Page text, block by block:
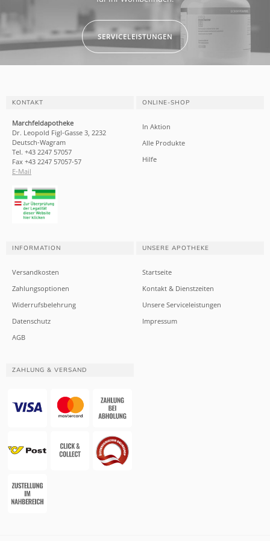
SERVICELEISTUNGEN
KONTAKT
Marchfeldapotheke
Dr. Leopold Figl-Gasse 3, 2232
Deutsch-Wagram
Tel. +43 2247 57057
Fax +43 2247 57057-57
E-Mail
ONLINE-SHOP
In Aktion
Alle Produkte
Hilfe
INFORMATION
Versandkosten
Zahlungsoptionen
Widerrufsbelehrung
Datenschutz
AGB
UNSERE APOTHEKE
Startseite
Kontakt & Dienstzeiten
Unsere Serviceleistungen
Impressum
ZAHLUNG & VERSAND